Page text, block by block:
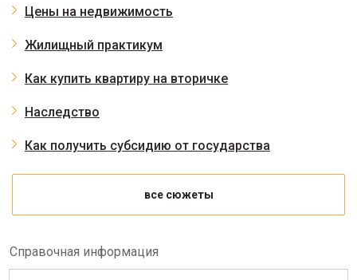
Цены на недвижимость
Жилищный практикум
Как купить квартиру на вторичке
Наследство
Как получить субсидию от государства
все сюжеты
Справочная информация